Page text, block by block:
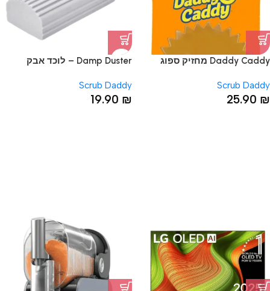
Daddy Caddy מחזיק ספוג
Scrub Daddy
25.90 ₪
Damp Duster – לוכד אבק
Scrub Daddy
19.90 ₪